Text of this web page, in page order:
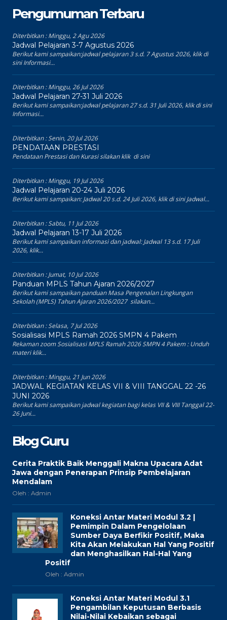
Pengumuman Terbaru
Diterbitkan :Minggu, 2 Agu 2026
Jadwal Pelajaran 3-7 Agustus 2026
Berikut kami sampaikan:jadwal pelajaran 3 s.d. 7 Agustus 2026, klik di
sini Informasi...
Diterbitkan :Minggu, 26 Jul 2026
Jadwal Pelajaran 27-31 Juli 2026
Berikut kami sampaikan:jadwal pelajaran 27 s.d. 31 Juli 2026, klik di sini
Informasi...
Diterbitkan :Senin, 20 Jul 2026
PENDATAAN PRESTASI
Pendataan Prestasi dan Kurasi silakan klik di sini
Diterbitkan :Minggu, 19 Jul 2026
Jadwal Pelajaran 20-24 Juli 2026
Berikut kami sampaikan: Jadwal 20 s.d. 24 Juli 2026, klik di sini Jadwal...
Diterbitkan :Sabtu, 11 Jul 2026
Jadwal Pelajaran 13-17 Juli 2026
Berikut kami sampaikan informasi dan jadwal: Jadwal 13 s.d. 17 Juli
2026, klik...
Diterbitkan :Jumat, 10 Jul 2026
Panduan MPLS Tahun Ajaran 2026/2027
Berikut kami sampaikan panduan Masa Pengenalan Lingkungan
Sekolah (MPLS) Tahun Ajaran 2026/2027 silakan...
Diterbitkan :Selasa, 7 Jul 2026
Sosialisasi MPLS Ramah 2026 SMPN 4 Pakem
Rekaman zoom Sosialisasi MPLS Ramah 2026 SMPN 4 Pakem : Unduh
materi klik...
Diterbitkan :Minggu, 21 Jun 2026
JADWAL KEGIATAN KELAS VII & VIII TANGGAL 22 -26
JUNI 2026
Berikut kami sampaikan jadwal kegiatan bagi kelas VII & VIII Tanggal 22-
26 Juni...
Blog Guru
Cerita Praktik Baik Menggali Makna Upacara Adat
Jawa dengan Penerapan Prinsip Pembelajaran
Mendalam
Oleh : Admin
Koneksi Antar Materi Modul 3.2 |
Pemimpin Dalam Pengelolaan
Sumber Daya Berfikir Positif, Maka
Kita Akan Melakukan Hal Yang Positif
dan Menghasilkan Hal-Hal Yang
Positif
Oleh : Admin
Koneksi Antar Materi Modul 3.1
Pengambilan Keputusan Berbasis
Nilai-Nilai Kebaikan sebagai